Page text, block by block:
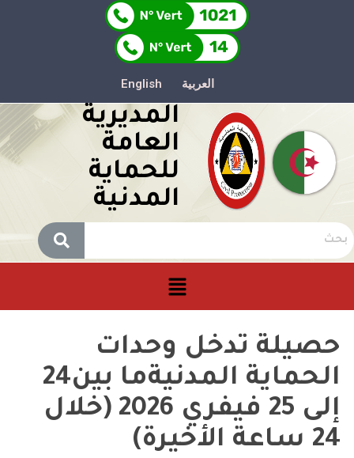
العربية English
المديرية
العامة
للحماية
المدنية
حصيلة تدخل وحدات
الحماية المدنيةما بين24
إلى 25 فيفري 2026 (خلال
24 ساعة الأخيرة)